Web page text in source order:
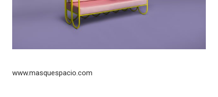
www.masquespacio.com